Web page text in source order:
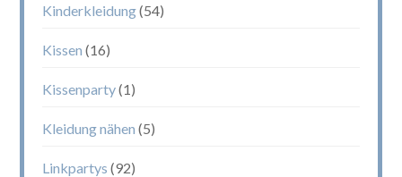
Kinderkleidung(54)
Kissen (16)
Kissenparty(1)
Kleidung nähen (5)
Linkpartys (92)